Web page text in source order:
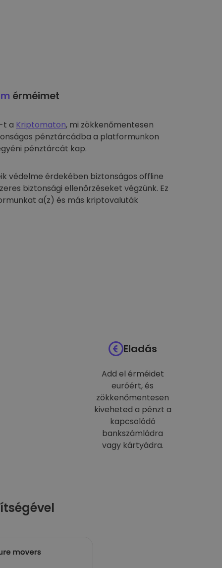
érméimet
t a Kriptomaton, mi zökkenőmentesen
pénztárcádba a platformunkon
pénztárcát kap.
védelme érdekében biztonságos offline
biztonsági ellenőrzéseket végzünk. Ez
a(z) és más kriptovaluták
Eladás
Add el érméidet
euróért, és
zökkenőmentesen
kiveheted a pénzt a
kapcsolódó
bankszámládra
vagy kártyádra.